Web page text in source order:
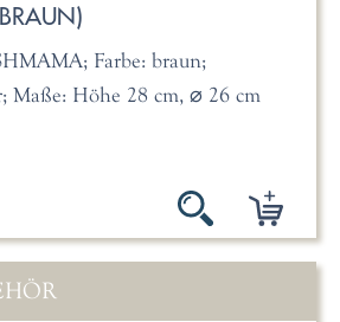
Farbe: braun;
Maße: Höhe 28 cm, ⌀ 26 cm